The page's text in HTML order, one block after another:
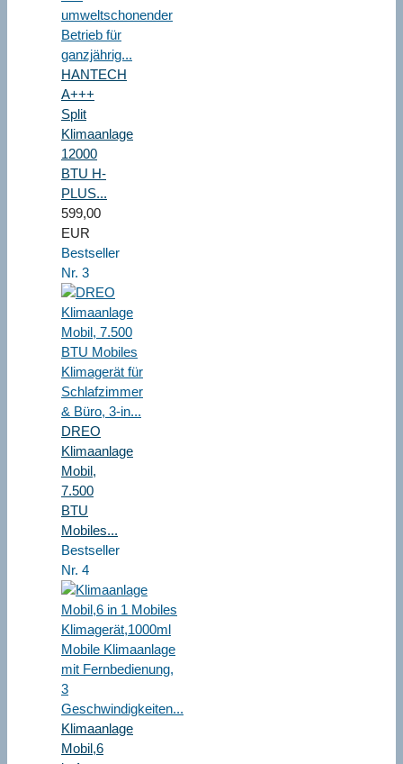
HANTECH
A+++
Split
Klimaanlage
12000
BTU H-
PLUS...
599,00
EUR
Bestseller
Nr. 3
DREO
Klimaanlage
Mobil,
7.500
BTU
Mobiles...
Bestseller
Nr. 4
Klimaanlage
Mobil,6